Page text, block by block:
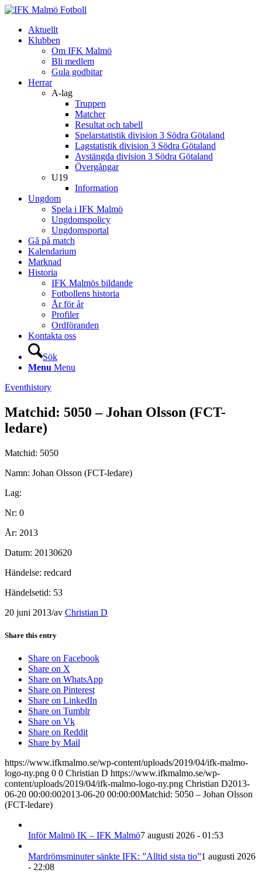
Aktuellt
Klubben
Om IFK Malmö
Bli medlem
Gula godbitar
Herrar
A-lag
Truppen
Matcher
Resultat och tabell
Spelarstatistik division 3 Södra Götaland
Lagstatistik division 3 Södra Götaland
Avstängda division 3 Södra Götaland
Övergångar
U19
Information
Ungdom
Spela i IFK Malmö
Ungdomspolicy
Ungdomsportal
Gå på match
Kalendarium
Marknad
Historia
IFK Malmös bildande
Fotbollens historia
År för år
Profiler
Ordföranden
Kontakta oss
Sök
Menu Menu
Eventhistory
Matchid: 5050 – Johan Olsson (FCT-
ledare)
Matchid: 5050
Namn: Johan Olsson (FCT-ledare)
Lag:
Nr: 0
År: 2013
Datum: 20130620
Händelse: redcard
Händelsetid: 53
20 juni 2013/av Christian D
Share this entry
Share on Facebook
Share on X
Share on WhatsApp
Share on Pinterest
Share on LinkedIn
Share on Tumblr
Share on Vk
Share on Reddit
Share by Mail
https://www.ifkmalmo.se/wp-content/uploads/2019/04/ifk-malmo-
logo-ny.png 0 0 Christian D https://www.ifkmalmo.se/wp-
content/uploads/2019/04/ifk-malmo-logo-ny.png Christian D2013-
06-20 00:00:002013-06-20 00:00:00Matchid: 5050 – Johan Olsson
(FCT-ledare)
Inför Malmö IK – IFK Malmö7 augusti 2026 - 01:53
Mardrömsminuter sänkte IFK: ”Alltid sista tio”1 augusti 2026
- 22:08